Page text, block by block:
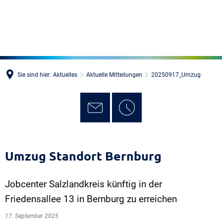
Sie sind hier: Aktuelles Aktuelle Mitteilungen 20250917_Umzug
Umzug Standort Bernburg
Jobcenter Salzlandkreis künftig in der
Friedensallee 13 in Bernburg zu erreichen
17. September 2025